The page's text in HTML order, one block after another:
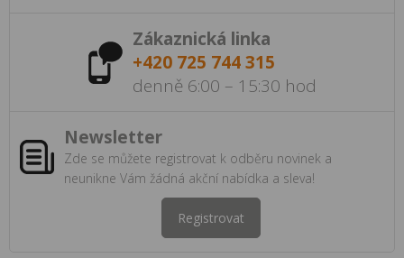
Zákaznická linka
+420 725 744 315
denně 6:00 – 15:30 hod
Newsletter
Zde se můžete registrovat k odběru novinek a
neunikne Vám žádná akční nabídka a sleva!
Registrovat